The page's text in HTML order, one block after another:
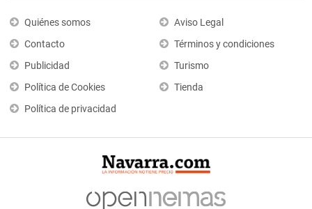
Quiénes somos
Contacto
Publicidad
Política de Cookies
Política de privacidad
Aviso Legal
Términos y condiciones
Turismo
Tienda